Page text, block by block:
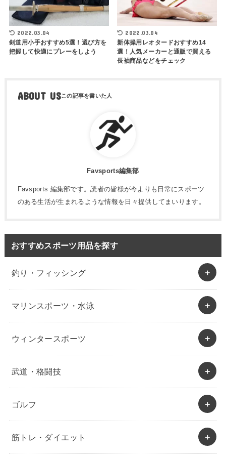
2022.03.04
剣道用小手おすすめ5選！選び方を
把握して快適にプレーをしよう
2022.03.04
新体操用レオタードおすすめ14
選！人気メーカーと通販で買える
長袖商品などをチェック
ABOUT US
Favsports編集部
Favsports 編集部です。読者の皆様が今よりも日常にスポーツ
のある生活が生まれるような情報を日々提供してまいります。
おすすめスポーツ用品を探す
釣り・フィッシング
マリンスポーツ・水泳
ウィンタースポーツ
武道・格闘技
ゴルフ
筋トレ・ダイエット